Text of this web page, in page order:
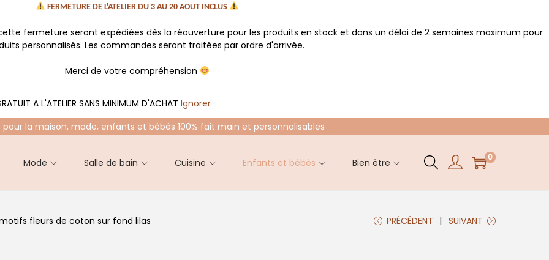
FERMETURE DE L'ATELIER DU 3 AU 20 AOUT INCLUS
fermeture seront expédiées dès la réouverture pour les produits en stock et dans un délai de 2 semaines maximum pour
personnalisés. Les commandes seront traitées par ordre d'arrivée.
Merci de votre compréhension
A L'ATELIER SANS MINIMUM D'ACHAT Ignorer
pour la maison, mode, enfants et bébés 100% fait main et personnalisables
Mode Salle de bain Cuisine Enfants et bébés Bien être 0
fleurs de coton sur fond lilas PRÉCÉDENT SUIVANT